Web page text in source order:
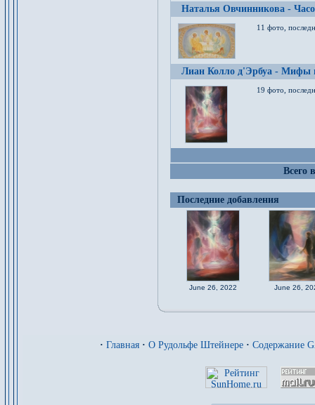
Наталья Овчинникова -
11 фото,
Лиан Колло д'Эрбуа - Мифы
19 фото,
Всего
Последние добавления
June 26, 2022 June 26,
· Главная · О Рудольфе Штейнере · Содержание